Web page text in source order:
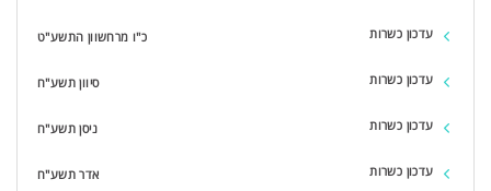
כ"ו מרחשוון התשע"ט עדכון כשרות
סיוון תשע"ח עדכון כשרות
ניסן תשע"ח עדכון כשרות
אדר תשע"ח עדכון כשרות